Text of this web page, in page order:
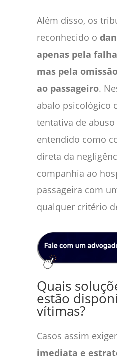
Além disso, os
reconhecido o
apenas pela
mas pela
ao passageiro.
abalo psicológico
tentativa de abuso
entendido como
direta da
companhia ao
passageira com
qualquer critério
Quais
estão
vítimas?
Casos assim
imediata e